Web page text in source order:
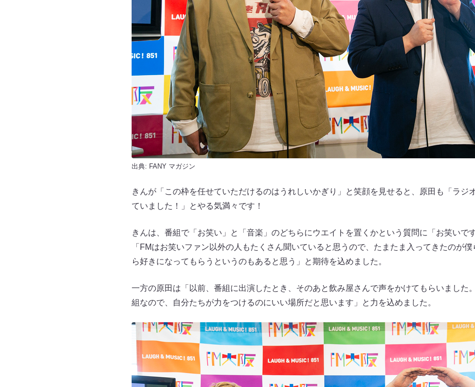
出典: FANY マガジン
きんが「この枠を任せていただけるのはうれしいかぎり」と笑顔を見せると、原田も「ラジ
ていました！」とやる気満々です！
きんは、番組で「お笑い」と「音楽」のどちらにウエイトを置くかという質問に「お笑いで
「FMはお笑いファン以外の人もたくさん聞いていると思うので、たまたま入ってきたのが
ら好きになってもらうというのもあると思う」と期待を込めました。
一方の原田は「以前、番組に出演したとき、そのあと飲み屋さんで声をかけてもらいました
組なので、自分たちが力をつけるのにいい場所だと思います」と力を込めました。